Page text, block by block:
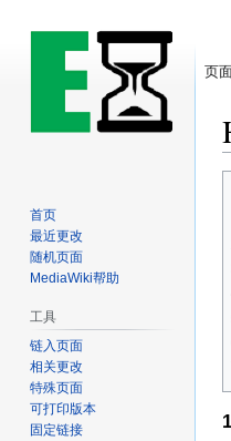
页
首页
最近更改
随机页面
MediaWiki帮助
工具
链入页面
相关更改
特殊页面
可打印版本
固定链接